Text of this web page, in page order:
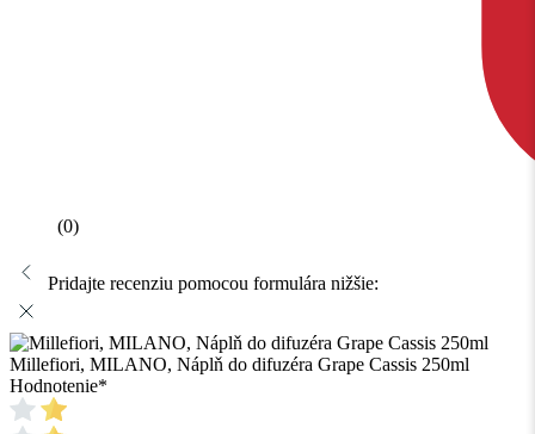
(0)
Pridajte recenziu pomocou formulára nižšie:
Millefiori, MILANO, Náplň do difuzéra Grape Cassis 250ml
Hodnotenie*